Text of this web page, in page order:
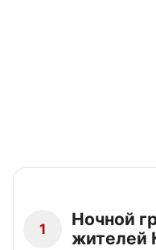
1
Ночной
жителей